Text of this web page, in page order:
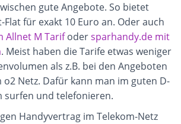
gute Angebote. So bietet
Flat für exakt 10 Euro an. Oder auch
Allnet M Tarifodersparhandy.de mit
. Meist haben die Tarife etwas weniger
als z.B. bei den Angeboten
o2 Netz. Dafür kann man im guten D-
surfen und telefonieren.
Handyvertrag im Telekom-Netz